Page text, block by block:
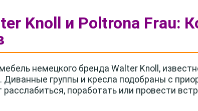
Knoll и Poltrona Frau:
немецкого бренда Walter Knoll,
Диванные группы и кресла подобраны с
поработать или провести